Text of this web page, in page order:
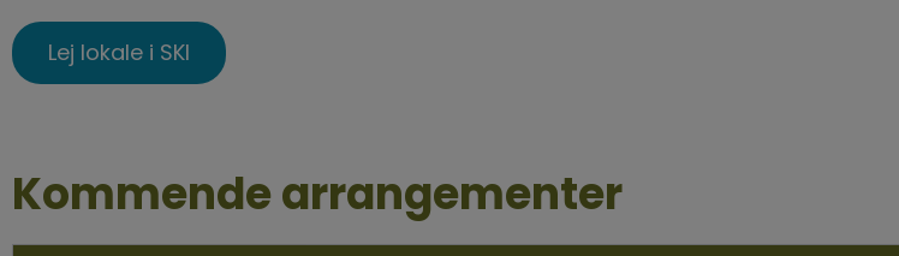
Lej lokale i SKI
Kommende arrangementer